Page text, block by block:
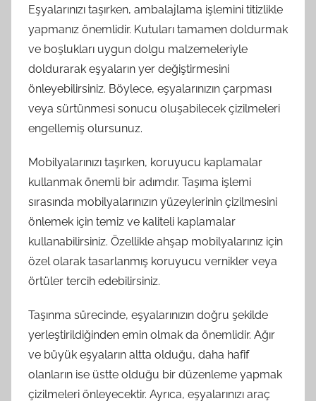
Eşyalarınızı taşırken, ambalajlama işlemini titizlikle
yapmanız önemlidir. Kutuları tamamen doldurmak
ve boşlukları uygun dolgu malzemeleriyle
doldurarak eşyaların yer değiştirmesini
önleyebilirsiniz. Böylece, eşyalarınızın çarpması
veya sürtünmesi sonucu oluşabilecek çizilmeleri
engellemiş olursunuz.
Mobilyalarınızı taşırken, koruyucu kaplamalar
kullanmak önemli bir adımdır. Taşıma işlemi
sırasında mobilyalarınızın yüzeylerinin çizilmesini
önlemek için temiz ve kaliteli kaplamalar
kullanabilirsiniz. Özellikle ahşap mobilyalarınız için
özel olarak tasarlanmış koruyucu vernikler veya
örtüler tercih edebilirsiniz.
Taşınma sürecinde, eşyalarınızın doğru şekilde
yerleştirildiğinden emin olmak da önemlidir. Ağır
ve büyük eşyaların altta olduğu, daha hafif
olanların ise üstte olduğu bir düzenleme yapmak
çizilmeleri önleyecektir. Ayrıca, eşyalarınızı araç